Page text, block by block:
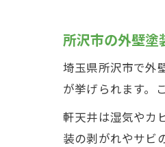
所沢市の外壁塗
埼玉県所沢市で外
が挙げられます。
軒天井は湿気やカ
装の剥がれやサビ